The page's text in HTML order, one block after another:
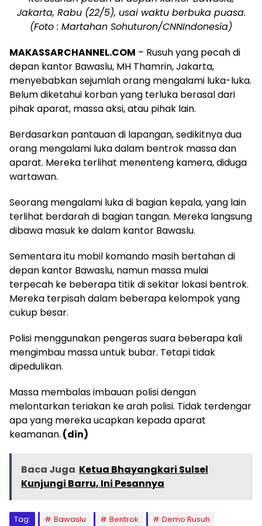
Jakarta, Rabu (22/5), usai waktu berbuka puasa.
(Foto : Martahan Sohuturon/CNNIndonesia)
MAKASSARCHANNEL.COM – Rusuh yang pecah di
depan kantor Bawaslu, MH Thamrin, Jakarta,
menyebabkan sejumlah orang mengalami luka-luka.
Belum diketahui korban yang terluka berasal dari
pihak aparat, massa aksi, atau pihak lain.
Berdasarkan pantauan di lapangan, sedikitnya dua
orang mengalami luka dalam bentrok massa dan
aparat. Mereka terlihat menenteng kamera, diduga
wartawan.
Seorang mengalami luka di bagian kepala, yang lain
terlihat berdarah di bagian tangan. Mereka langsung
dibawa masuk ke dalam kantor Bawaslu.
Sementara itu mobil komando masih bertahan di
depan kantor Bawaslu, namun massa mulai
terpecah ke beberapa titik di sekitar lokasi bentrok.
Mereka terpisah dalam beberapa kelompok yang
cukup besar.
Polisi menggunakan pengeras suara beberapa kali
mengimbau massa untuk bubar. Tetapi tidak
dipedulikan.
Massa membalas imbauan polisi dengan
melontarkan teriakan ke arah polisi. Tidak terdengar
apa yang mereka ucapkan kepada aparat
keamanan. (din)
Baca Juga Ketua Bhayangkari Sulsel
Kunjungi Barru, Ini Pesannya
Tag: Bawaslu Bentrok
Demo Rusuh